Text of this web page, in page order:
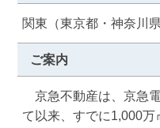
関東（東京都・神奈川
ご案内
京急不動産は、京急
て以来、すでに1,000